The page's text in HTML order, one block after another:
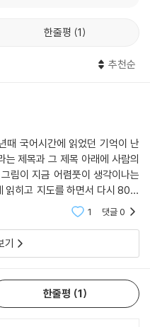
한줄평 1
추천순
때 국어시간에 읽었던 기억이 난
는 제목과 그 제목 아래에 사람의
림이 지금 어렴풋이 생각이나는
읽히고 지도를 하면서 다시 80년
책이다.. 주인공 어니스트는 어린
1 댓글0
기
한줄평 1